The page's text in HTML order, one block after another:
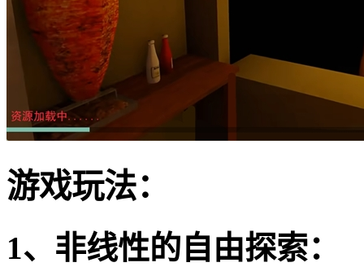
游戏玩法：
1、非线性的自由探索：